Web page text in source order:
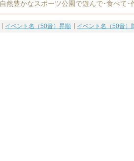
自然豊かなスポーツ公園で遊んで･食べて･
イベント名（50音）昇順 イベント名（50音）